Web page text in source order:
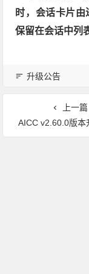
时，会话卡片由
保留在会话中列
升级公告
上一篇
AICC v2.60.0版本